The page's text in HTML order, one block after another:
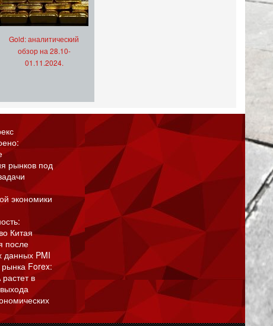
Gold: аналитический
обзор на 28.10-
01.11.2024.
рынков под
экономики
Китая
после
данных PMI
Forex:
в